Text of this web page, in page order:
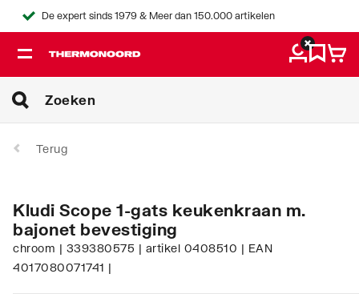
De expert sinds 1979 & Meer dan 150.000 artikelen
Terug
Kludi Scope 1-gats keukenkraan m.
bajonet bevestiging
chroom | 339380575 | artikel 0408510 | EAN
4017080071741 |